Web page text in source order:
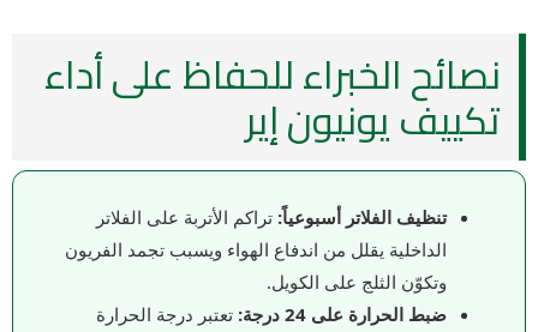
نصائح الخبراء للحفاظ على أداء
تكييف يونيون إير
تنظيف الفلاتر أسبوعياً: تراكم الأتربة على الفلاتر
الداخلية يقلل من اندفاع الهواء ويسبب تجمد الفريون
وتكوّن الثلج على الكويل.
ضبط الحرارة على 24 درجة:
تعتبر درجة الحرارة